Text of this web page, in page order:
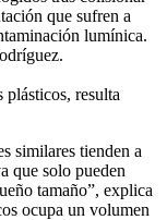
que sufren a
lumínica.
plásticos, resulta
similares tienden a
que solo pueden
tamaño”, explica
ocupa un volumen